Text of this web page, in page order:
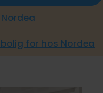
for hos Nordea